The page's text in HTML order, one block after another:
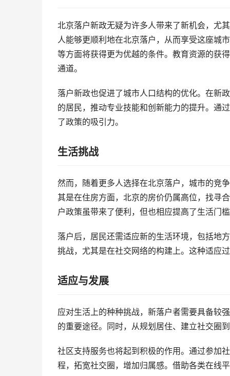
北京落户新政无疑为许多人带来了新机会，尤
人能够更顺利地在北京落户，从而享受这座城
等方面将获得更为优越的条件。教育资源的获
通道。
落户新政也促进了城市人口结构的优化。在新
的居民，推动专业技能和创新能力的提升。通
了政策的吸引力。
生活挑战
然而，随着更多人选择在北京落户，城市的竞
其是在住房方面，北京的房价仍属高位，找寻
户政策虽带来了便利，但也相应提高了生活门
落户后，居民还需适应新的生活环境，包括地
挑战，尤其是在社交网络的构建上。这种适应
适应与发展
应对生活上的种种挑战，新落户者需要具备较
的重要途径。同时，从规划居住、建立社交圈
社区支持服务也将起到积极的作用。通过参加
程，拓宽社交圈，增加归属感。借助各类在线